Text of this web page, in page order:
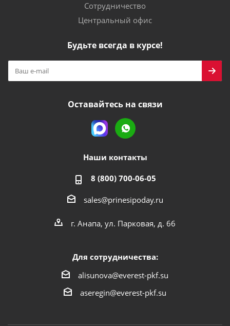
Сотрудничество
Центральный офис
Будьте всегда в курсе!
Оставайтесь на связи
Наши контакты
8 (800) 700-06-05
sales@prinesipoday.ru
г. Анапа, ул. Парковая, д. 66
Для сотрудничества:
alisunova@everest-pkf.su
aseregin@everest-pkf.su